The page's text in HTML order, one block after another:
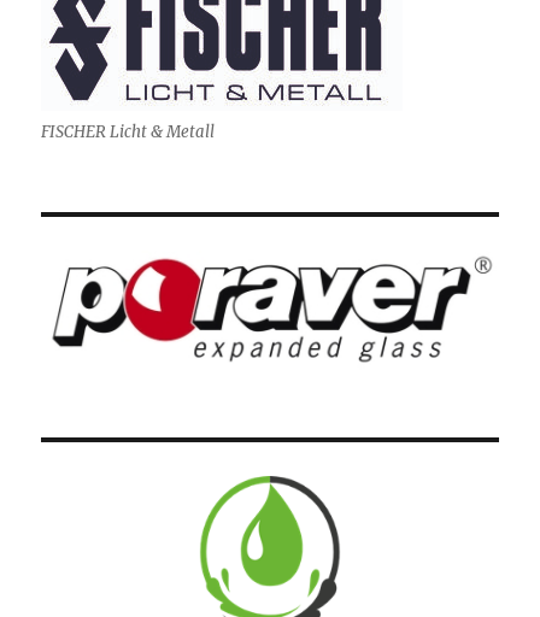
FISCHER Licht & Metall